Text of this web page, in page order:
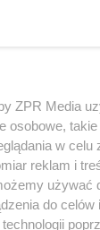
ZPR Media
w celu
reklam i
używać
do celów